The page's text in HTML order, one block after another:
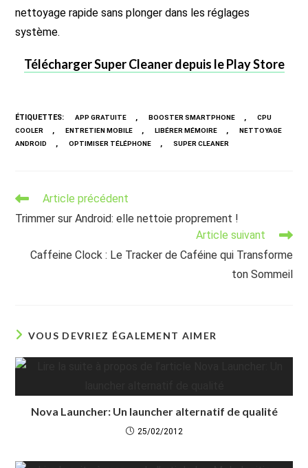
nettoyage rapide sans plonger dans les réglages
système.
Télécharger Super Cleaner depuis le Play Store
ÉTIQUETTES: APP GRATUITE , BOOSTER SMARTPHONE ,
CPU
COOLER
, ENTRETIEN MOBILE , LIBÉRER MÉMOIRE ,
NETTOYAGE
ANDROID
, OPTIMISER TÉLÉPHONE , SUPER CLEANER
Read
articles
Article précédent
Trimmer sur Android: elle nettoie proprement !
Article suivant
Caffeine Clock : Le Tracker de Caféine qui Transforme
ton Sommeil
VOUS DEVRIEZ ÉGALEMENT AIMER
Nova Launcher: Un launcher alternatif de qualité
25/02/2012